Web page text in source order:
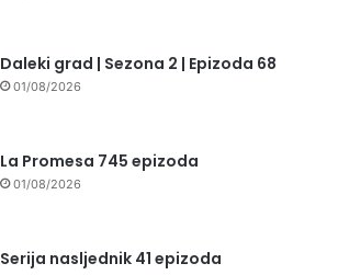
Daleki grad | Sezona 2 | Epizoda 68
01/08/2026
La Promesa 745 epizoda
01/08/2026
Serija nasljednik 41 epizoda